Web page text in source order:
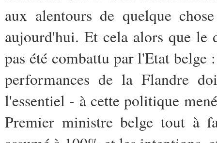
aux alentours de quelque
aujourd'hui. Et cela alors que
pas été combattu par l'Etat
performances de la Flandre
l'essentiel - à cette politique
Premier ministre belge tout à